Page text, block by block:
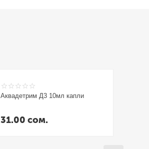
Аквадетрим Д3 10мл капли
31.00 сом.